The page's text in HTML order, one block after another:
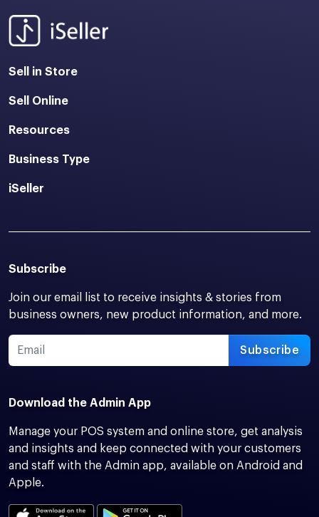
Sell in Store
Sell Online
Resources
Business Type
iSeller
Subscribe
Join our email list to receive insights & stories from
business owners, new product information, and more.
Subscribe
Download the Admin App
Manage your POS system and online store, get analysis
and insights and keep connected with your customers
and staff with the Admin app, available on Android and
Apple.